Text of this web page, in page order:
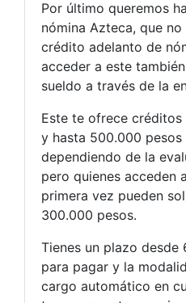
Por último queremos
nómina Azteca, que
crédito adelanto de
acceder a este
sueldo a través de la
Este te ofrece créditos
y hasta 500.000 pesos
dependiendo de la
pero quienes acceden
primera vez pueden
300.000 pesos.
Tienes un plazo desde
para pagar y la
cargo automático en